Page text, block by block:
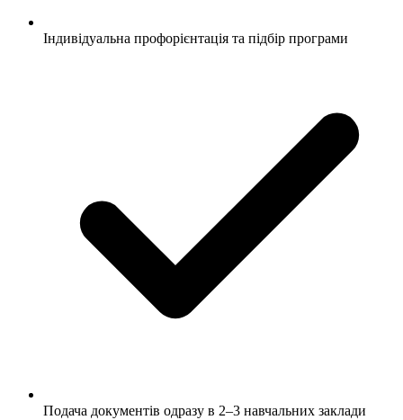
Індивідуальна профорієнтація та підбір програми
Подача документів одразу в 2–3 навчальних заклади